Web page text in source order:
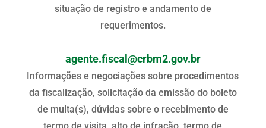
situação de registro e andamento de
requerimentos.
agente.fiscal@crbm2.gov.br
Informações e negociações sobre procedimentos
da fiscalização, solicitação da emissão do boleto
de multa(s), dúvidas sobre o recebimento de